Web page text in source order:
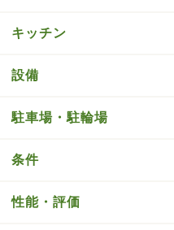
キッチン
設備
駐車場・駐輪場
条件
性能・評価